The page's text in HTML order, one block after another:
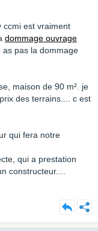
ccmi est vraiment
dommage ouvrage
pas la dommage
maison de 90 m². je
des terrains.... c est
qui fera notre
qui a prestation
constructeur....